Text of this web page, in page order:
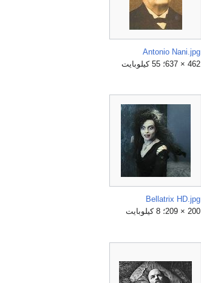
Antonio Nani.jpg
462 × 637؛ 55 كيلوبايت
Bellatrix HD.jpg
200 × 209؛ 8 كيلوبايت